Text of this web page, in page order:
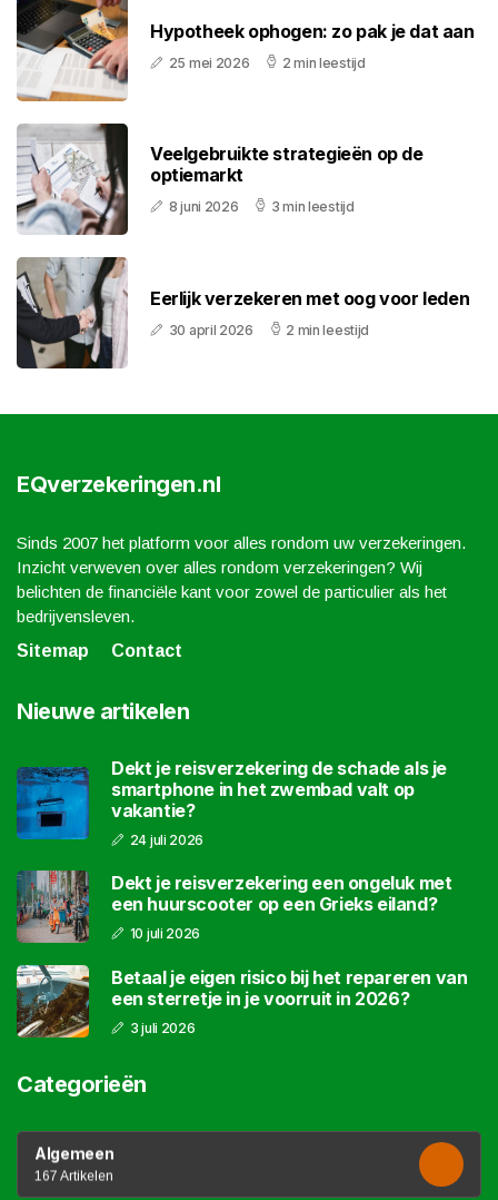
Hypotheek ophogen: zo pak je dat aan
25 mei 2026 2 min leestijd
Veelgebruikte strategieën op de
optiemarkt
8 juni 2026 3 min leestijd
Eerlijk verzekeren met oog voor leden
30 april 2026 2 min leestijd
EQverzekeringen.nl
Sinds 2007 het platform voor alles rondom uw verzekeringen.
Inzicht verweven over alles rondom verzekeringen? Wij
belichten de financiële kant voor zowel de particulier als het
bedrijvensleven.
Sitemap
Contact
Nieuwe artikelen
Dekt je reisverzekering de schade als je
smartphone in het zwembad valt op
vakantie?
24 juli 2026
Dekt je reisverzekering een ongeluk met
een huurscooter op een Grieks eiland?
10 juli 2026
Betaal je eigen risico bij het repareren van
een sterretje in je voorruit in 2026?
3 juli 2026
Categorieën
Algemeen
167 Artikelen